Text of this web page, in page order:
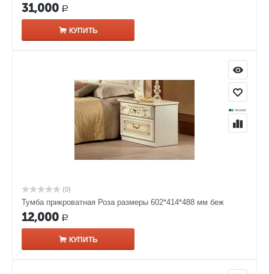
31,000 Р
КУПИТЬ
(0)
Тумба прикроватная Роза размеры 602*414*488 мм беж
12,000 Р
КУПИТЬ